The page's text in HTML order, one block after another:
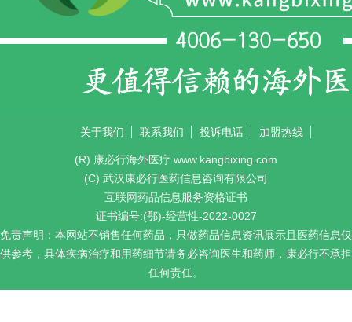
关于我们 联系我们 投诉电话 加盟热线
(R) 康必行海外医疗 www.kangbixing.com
(C) 武汉康必行医药信息咨询有限公司
互联网药品信息服务资格证书
证书编号:(鄂)-经营性-2022-0027
免责声明：本网站不销售任何药品，只做药品信息资讯展示且医药信息仅
供参考，具体疾病治疗和用药细节请务必咨询医生和药师，康必行不承担
任何责任。